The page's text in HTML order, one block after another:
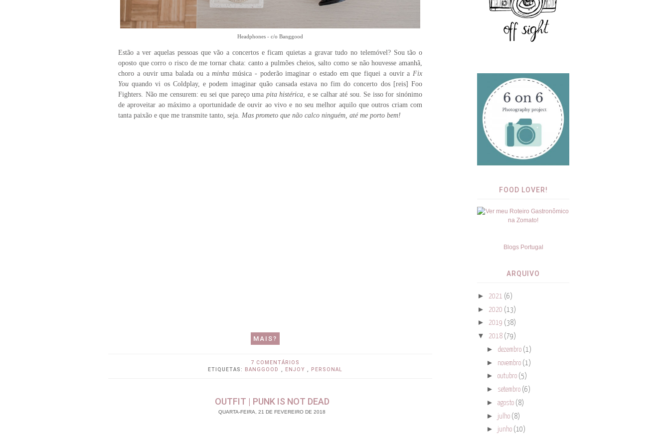
FOOD LOVER!
Blogs Portugal
ARQUIVO
► 2021 (6)
► 2020 (13)
► 2019 (38)
▼ 2018 (79)
► dezembro (1)
► novembro (1)
► outubro (5)
► setembro (6)
► agosto (8)
► julho (8)
► junho (10)
Headphones - c/o Banggood
Estão a ver aquelas pessoas que vão a concertos e ficam quietas a gravar tudo no telemóvel? Sou tão o
oposto que corro o risco de me tornar chata: canto a pulmões cheios, salto como se não houvesse amanhã,
choro a ouvir uma balada ou aminha música - poderão imaginar o estado em que fiquei a ouvir a Fix
You quando vi os Coldplay, e podem imaginar quão cansada estava no fim do concerto dos [reis] Foo
Fighters. Não me censurem: eu sei que pareço uma pita histérica , e se calhar até sou. Se isso for sinónimo
de aproveitar ao máximo a oportunidade de ouvir ao vivo e no seu melhor aquilo que outros criam com
tanta paixão e que me transmite tanto, seja. Mas prometo que não calco ninguém, até me porto bem!
MAIS?
7 COMENTÁRIOS
ETIQUETAS:
BANGGOOD ENJOY PERSONAL
OUTFIT | PUNK IS NOT DEAD
QUARTA-FEIRA, 21 DE FEVEREIRO DE 2018